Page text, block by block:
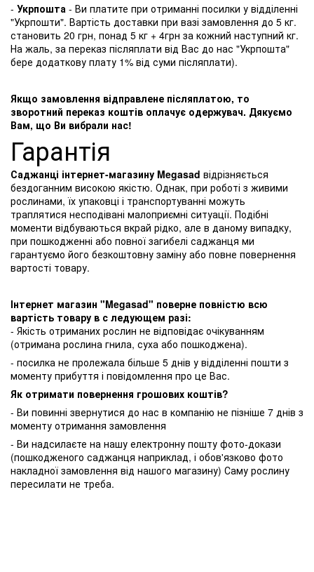
- Укрпошта - Ви платите при отриманні посилки у відділенні
"Укрпошти". Вартість доставки при вазі замовлення до 5 кг.
становить 20 грн, понад 5 кг + 4грн за кожний наступний кг.
На жаль, за переказ післяплати від Вас до нас "Укрпошта"
бере додаткову плату 1% від суми післяплати).
Якщо замовлення відправлене післяплатою, то
зворотний переказ коштів оплачує одержувач. Дякуємо
Вам, що Ви вибрали нас!
Гарантія
Саджанці інтернет-магазину Megasad відрізняється
бездоганним високою якістю. Однак, при роботі з живими
рослинами, їх упаковці і транспортуванні можуть
траплятися несподівані малоприємні ситуації. Подібні
моменти відбуваються вкрай рідко, але в даному випадку,
при пошкодженні або повної загибелі саджанця ми
гарантуємо його безкоштовну заміну або повне повернення
вартості товару.
Інтернет магазин "Megasad" поверне повністю всю
вартість товару в с ледующем разі:
- Якість отриманих рослин не відповідає очікуванням
(отримана рослина гнила, суха або пошкоджена).
- посилка не пролежала більше 5 днів у відділенні пошти з
моменту прибуття і повідомлення про це Вас.
Як отримати повернення грошових коштів?
- Ви повинні звернутися до нас в компанію не пізніше 7 днів з
моменту отримання замовлення
- Ви надсилаєте на нашу електронну пошту фото-докази
(пошкодженого саджанця наприклад, і обов'язково фото
накладної замовлення від нашого магазину) Саму рослину
пересилати не треба.